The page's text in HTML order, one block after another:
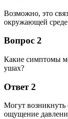
Возможно, это
окружающей среде
Вопрос 2
Какие симптомы
ушах?
Ответ 2
Могут возникнуть
ощущение